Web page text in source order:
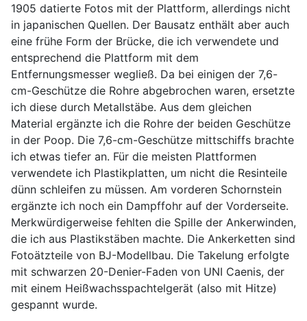
1905 datierte Fotos mit der Plattform, allerdings nicht
in japanischen Quellen. Der Bausatz enthält aber auch
eine frühe Form der Brücke, die ich verwendete und
entsprechend die Plattform mit dem
Entfernungsmesser wegließ. Da bei einigen der 7,6-
cm-Geschütze die Rohre abgebrochen waren, ersetzte
ich diese durch Metallstäbe. Aus dem gleichen
Material ergänzte ich die Rohre der beiden Geschütze
in der Poop. Die 7,6-cm-Geschütze mittschiffs brachte
ich etwas tiefer an. Für die meisten Plattformen
verwendete ich Plastikplatten, um nicht die Resinteile
dünn schleifen zu müssen. Am vorderen Schornstein
ergänzte ich noch ein Dampffohr auf der Vorderseite.
Merkwürdigerweise fehlten die Spille der Ankerwinden,
die ich aus Plastikstäben machte. Die Ankerketten sind
Fotoätzteile von BJ-Modellbau. Die Takelung erfolgte
mit schwarzen 20-Denier-Faden von UNI Caenis, der
mit einem Heißwachsspachtelgerät (also mit Hitze)
gespannt wurde.